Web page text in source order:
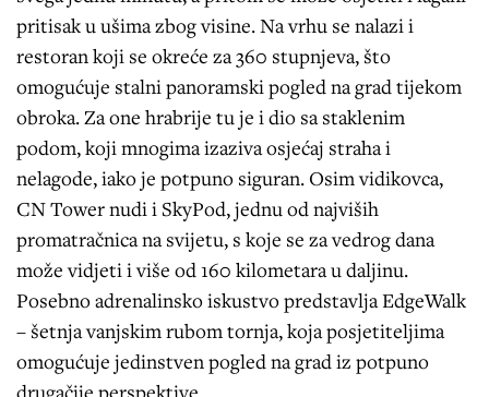
pritisak u ušima zbog visine. Na vrhu se nalazi i
restoran koji se okreće za 360 stupnjeva, što
omogućuje stalni panoramski pogled na grad tijekom
obroka. Za one hrabrije tu je i dio sa staklenim
podom, koji mnogima izaziva osjećaj straha i
nelagode, iako je potpuno siguran. Osim vidikovca,
CN Tower nudi i SkyPod, jednu od najviših
promatračnica na svijetu, s koje se za vedrog dana
može vidjeti i više od 160 kilometara u daljinu.
Posebno adrenalinsko iskustvo predstavlja EdgeWalk
– šetnja vanjskim rubom tornja, koja posjetiteljima
omogućuje jedinstven pogled na grad iz potpuno
drugačije perspektive.